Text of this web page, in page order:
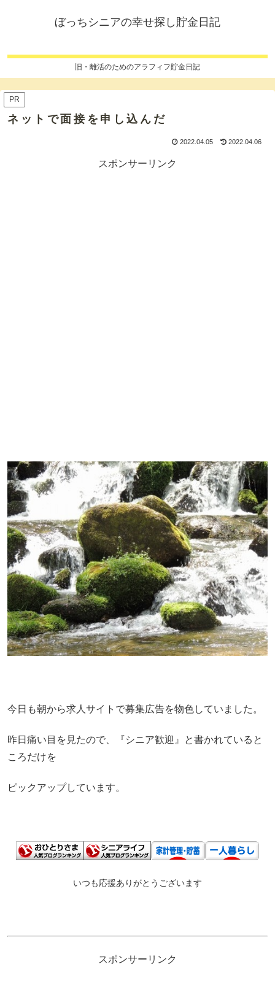
ぼっちシニアの幸せ探し貯金日記
旧・離活のためのアラフィフ貯金日記
PR
ネットで面接を申し込んだ
2022.04.05 2022.04.06
スポンサーリンク
今日も朝から求人サイトで募集広告を物色していました。
昨日痛い目を見たので、『シニア歓迎』と書かれていると
ころだけを
ピックアップしています。
いつも応援ありがとうございます
スポンサーリンク